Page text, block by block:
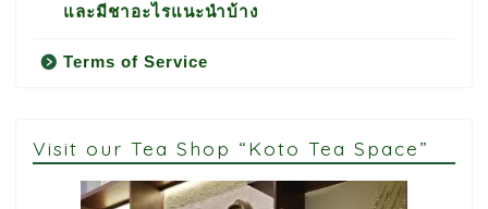
และมีชาอะไรแนะนำบ้าง
Terms of Service
Visit our Tea Shop “Koto Tea Space”